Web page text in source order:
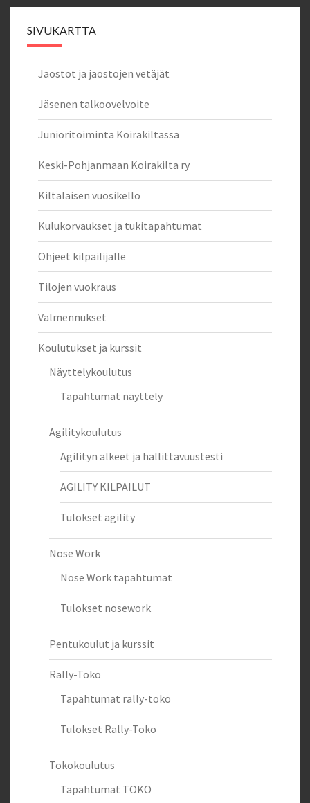
SIVUKARTTA
Jaostot ja jaostojen vetäjät
Jäsenen talkoovelvoite
Junioritoiminta Koirakiltassa
Keski-Pohjanmaan Koirakilta ry
Kiltalaisen vuosikello
Kulukorvaukset ja tukitapahtumat
Ohjeet kilpailijalle
Tilojen vuokraus
Valmennukset
Koulutukset ja kurssit
Näyttelykoulutus
Tapahtumat näyttely
Agilitykoulutus
Agilityn alkeet ja hallittavuustesti
AGILITY KILPAILUT
Tulokset agility
Nose Work
Nose Work tapahtumat
Tulokset nosework
Pentukoulut ja kurssit
Rally-Toko
Tapahtumat rally-toko
Tulokset Rally-Toko
Tokokoulutus
Tapahtumat TOKO